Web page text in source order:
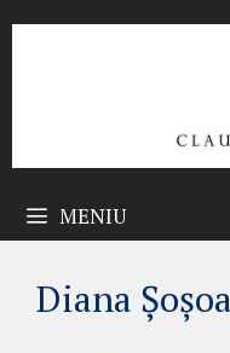
MENIU
Diana